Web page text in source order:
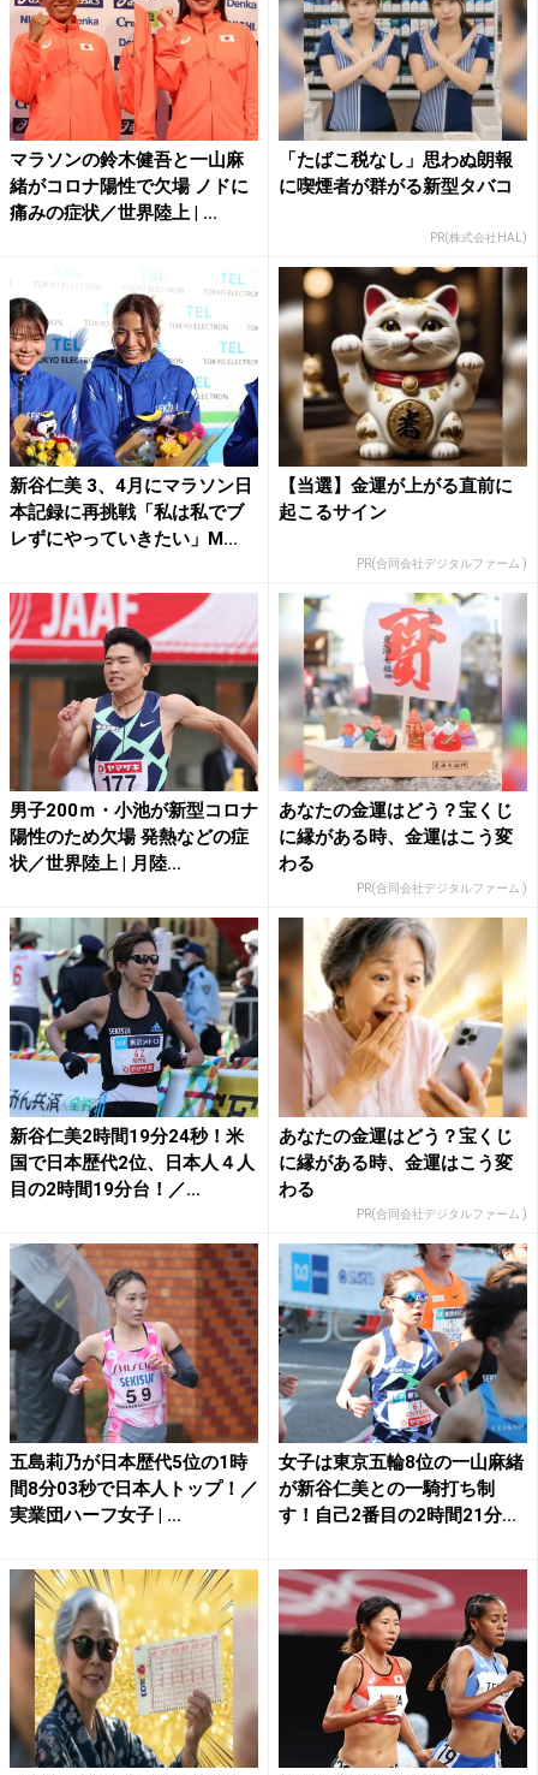
マラソンの鈴木健吾と一山麻
緒がコロナ陽性で欠場 ノドに
痛みの症状／世界陸上 | ...
「たばこ税なし」思わぬ朗報
に喫煙者が群がる新型タバコ
PR(株式会社HAL)
新谷仁美 3、4月にマラソン日
本記録に再挑戦「私は私でブ
レずにやっていきたい」M...
【当選】金運が上がる直前に
起こるサイン
PR(合同会社デジタルファーム )
男子200ｍ・小池が新型コロナ
陽性のため欠場 発熱などの症
状／世界陸上 | 月陸...
あなたの金運はどう？宝くじ
に縁がある時、金運はこう変
わる
PR(合同会社デジタルファーム )
新谷仁美2時間19分24秒！米
国で日本歴代2位、日本人４人
目の2時間19分台！／...
あなたの金運はどう？宝くじ
に縁がある時、金運はこう変
わる
PR(合同会社デジタルファーム )
五島莉乃が日本歴代5位の1時
間8分03秒で日本人トップ！／
実業団ハーフ女子 | ...
女子は東京五輪8位の一山麻緒
が新谷仁美との一騎打ち制
す！自己2番目の2時間21分...